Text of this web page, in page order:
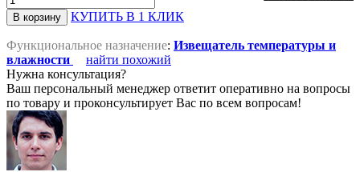
КУПИТЬ В 1 КЛИК
Функциональное назначение: Извещатель температуры и
влажности
найти похожий
Нужна консультация?
Ваш персональный менеджер ответит оперативно на вопросы
по товару и проконсультирует Вас по всем вопросам!